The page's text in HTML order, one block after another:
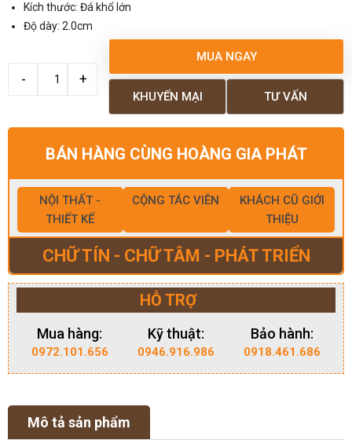
Kích thước: Đá khổ lớn
Độ dày: 2.0cm
MUA NGAY
TƯ VẤN
KHUYẾN MẠI
BÁN HÀNG CÙNG HOÀNG GIA PHÁT
NỘI THẤT -
THIẾT KẾ
CỘNG TÁC VIÊN
KHÁCH CŨ GIỚI
THIỆU
CHỮ TÍN - CHỮ TÂM - PHÁT TRIỂN
HỖ TRỢ
Mua hàng:
0972.101.656
Kỹ thuật:
0946.916.986
Bảo hành:
0918.461.686
Mô tả sản phẩm